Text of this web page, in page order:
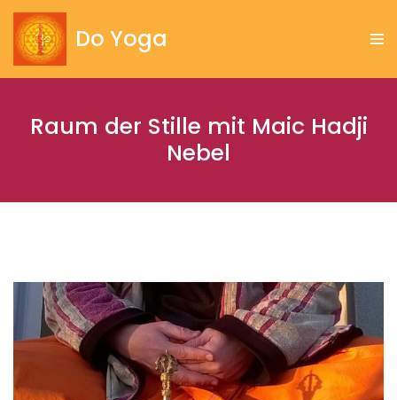
Zum
Inhalt
Do Yoga
Raum der Stille mit Maic Hadji
Nebel